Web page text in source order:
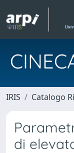
IRIS Catalogo
di